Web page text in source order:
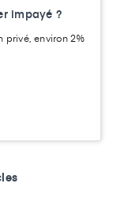
impayé ?
privé, environ 2%